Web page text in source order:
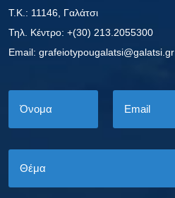
Τ.Κ.: 11146, Γαλάτσι
Τηλ. Κέντρο: +(30) 213.2055300
Εmail: grafeiotypougalatsi@galatsi.gr